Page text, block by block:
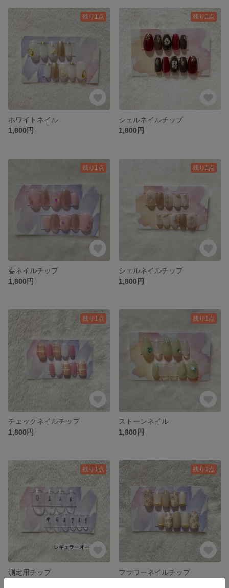
残り1点
ホワイトネイル
1,800円
残り1点
シェルネイルチップ
1,800円
残り1点
春ネイルチップ
1,800円
残り1点
シェルネイルチップ
1,800円
残り1点
チェックネイルチップ
1,800円
残り1点
ストーンネイル
1,800円
残り1点
測定用チップ
残り1点
フラワーネイルチップ